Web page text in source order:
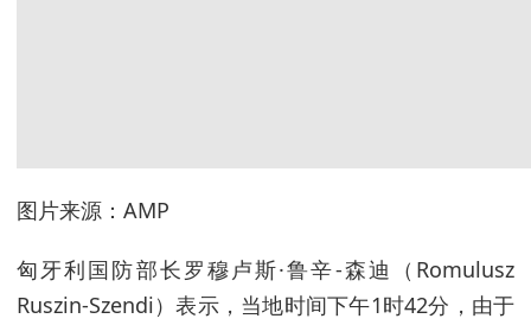
图片来源：AMP
匈牙利国防部长罗穆卢斯·鲁辛-森迪（Romulusz
Ruszin-Szendi）表示，当地时间下午1时42分，由于